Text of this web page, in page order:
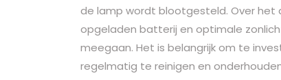
de lamp wordt blootgesteld. Over het
opgeladen batterij en optimale
meegaan. Het is belangrijk om te
regelmatig te reinigen en